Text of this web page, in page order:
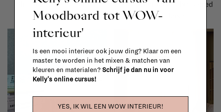
Slit table wood - oblong
€265,00
Kofi - water based lacquered
walnut base
Moodboard tot WOW-
interieur'
Is een mooi interieur ook jouw ding? Klaar om een
master te worden in het mixen & matchen van
kleuren en materialen? Schrijf je dan nu in voor
Kelly's online cursus!
YES, IK WIL EEN WOW INTERIEUR!